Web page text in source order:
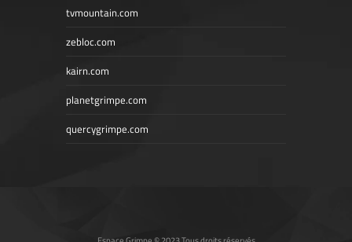
tvmountain.com
zebloc.com
kairn.com
planetgrimpe.com
quercygrimpe.com